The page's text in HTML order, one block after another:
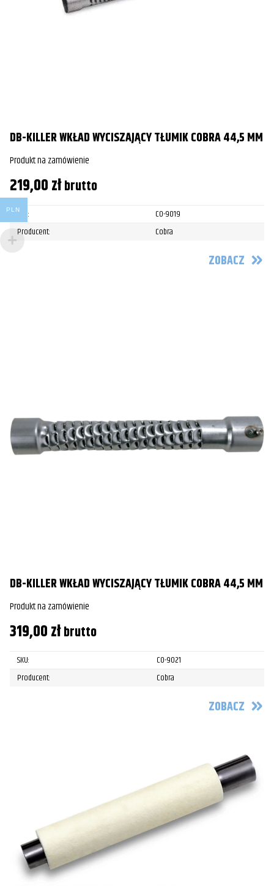
DB-KILLER WKŁAD WYCISZAJĄCY TŁUMIK COBRA 44,5 MM
Produkt na zamówienie
219,00złbrutto
SKU:
CO-9019
Producent:
Cobra
ZOBACZ
DB-KILLER WKŁAD WYCISZAJĄCY TŁUMIK COBRA 44,5 MM
Produkt na zamówienie
319,00złbrutto
SKU:
CO-9021
Producent:
Cobra
ZOBACZ
PLN